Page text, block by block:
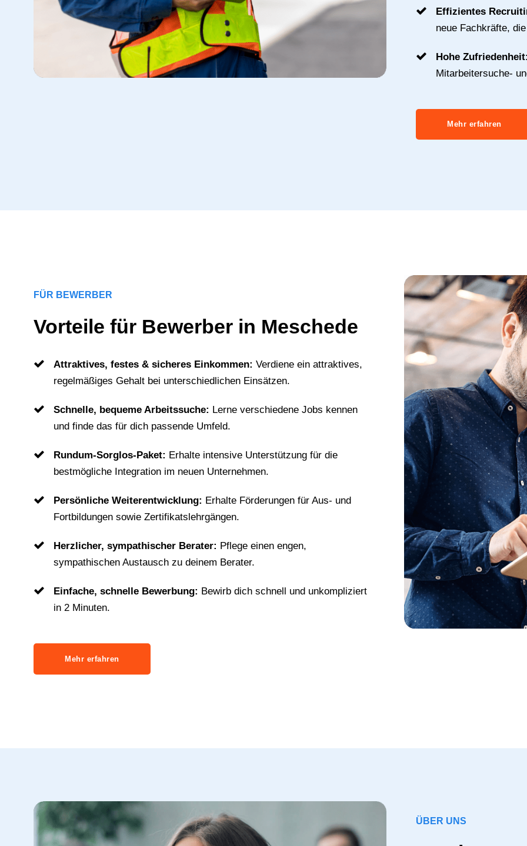
Effizientes
neue Fachkräfte,
Hohe Zufriedenheit:
Mitarbeitersuche-
Mehr erfahren
FÜR BEWERBER
Vorteile für Bewerber in Meschede
Attraktives, festes & sicheres Einkommen: Verdiene ein attraktives,
regelmäßiges Gehalt bei unterschiedlichen Einsätzen.
Schnelle, bequeme Arbeitssuche: Lerne verschiedene Jobs kennen
und finde das für dich passende Umfeld.
Rundum-Sorglos-Paket: Erhalte intensive Unterstützung für die
bestmögliche Integration im neuen Unternehmen.
Persönliche Weiterentwicklung: Erhalte Förderungen für Aus- und
Fortbildungen sowie Zertifikatslehrgängen.
Herzlicher, sympathischer Berater: Pflege einen engen,
sympathischen Austausch zu deinem Berater.
Einfache, schnelle Bewerbung: Bewirb dich schnell und unkompliziert
in 2 Minuten.
Mehr erfahren
ÜBER UNS